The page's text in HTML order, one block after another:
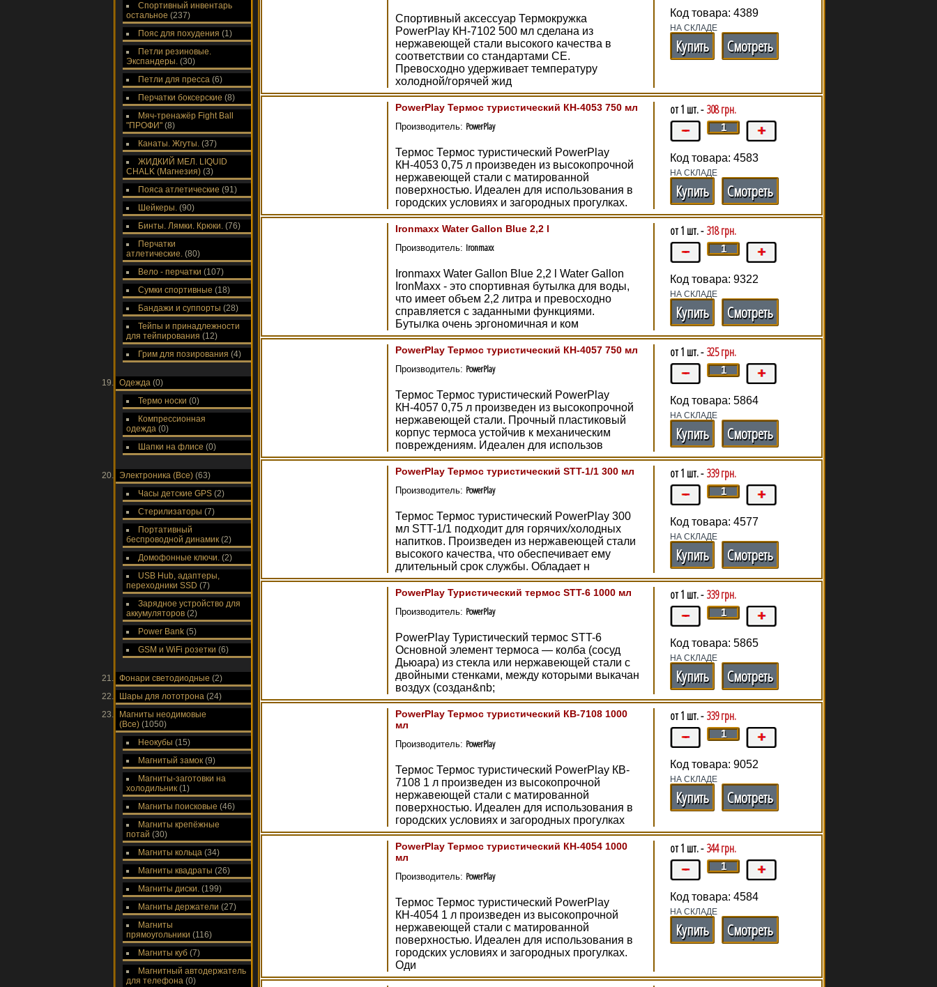
Спортивный инвентарь
остальное (237)
Пояс для похудения (1)
Петли резиновые.
Экспандеры. (30)
Петли для пресса (6)
Перчатки боксерские (8)
Мяч-тренажёр Fight Ball
"ПРОФИ" (8)
Канаты. Жгуты. (37)
ЖИДКИЙ МЕЛ. LIQUID
CHALK (Магнезия) (3)
Пояса атлетические (91)
Шейкеры. (90)
Бинты. Лямки. Крюки. (76)
Перчатки
атлетические. (80)
Вело - перчатки (107)
Сумки спортивные (18)
Бандажи и суппорты (28)
Тейпы и принадлежности
для тейпирования (12)
Грим для позирования (4)
Одежда (0)
Термо носки (0)
Компрессионная
одежда (0)
Шапки на флисе (0)
Электроника (Все) (63)
Часы детские GPS (2)
Стерилизаторы (7)
Портативный
беспроводной динамик (2)
Домофонные ключи. (2)
USB Hub, адаптеры,
переходники SSD (7)
Зарядное устройство для
аккумуляторов (2)
Power Bank (5)
GSM и WiFi розетки (6)
Фонари светодиодные (2)
Шары для лототрона (24)
Магниты неодимовые
(Все) (1050)
Неокубы (15)
Магнитый замок (9)
Магниты-заготовки на
холодильник (1)
Магниты поисковые (46)
Магниты крепёжные
потай (30)
Магниты кольца (34)
Магниты квадраты (26)
Магниты диски. (199)
Магниты держатели (27)
Магниты
прямоугольники (116)
Магниты куб (7)
Магнитный автодержатель
для телефона (0)
Спортивный аксессуар Термокружка
PowerPlay КН-7102 500 мл сделана из
нержавеющей стали высокого качества в
соответствии со стандартами СЕ.
Превосходно удерживает температуру
холодной/горячей жид
Код товара: 4389
НА СКЛАДЕ
Купить Смотреть
PowerPlay Термос туристический КН-4053 750 мл
Производитель: PowerPlay
Термос Термос туристический PowerPlay
КН-4053 0,75 л произведен из высокопрочной
нержавеющей стали с матированной
поверхностью. Идеален для использования в
городских условиях и загородных прогулках.
от 1 шт. - 308 грн.
Код товара: 4583
НА СКЛАДЕ
Купить Смотреть
Ironmaxx Water Gallon Blue 2,2 l
Производитель: Ironmaxx
Ironmaxx Water Gallon Blue 2,2 l Water Gallon
IronMaxx - это спортивная бутылка для воды,
что имеет объем 2,2 литра и превосходно
справляется с заданными функциями.
Бутылка очень эргономичная и ком
от 1 шт. - 318 грн.
Код товара: 9322
НА СКЛАДЕ
Купить Смотреть
PowerPlay Термос туристический КН-4057 750 мл
Производитель: PowerPlay
Термос Термос туристический PowerPlay
КН-4057 0,75 л произведен из высокопрочной
нержавеющей стали. Прочный пластиковый
корпус термоса устойчив к механическим
повреждениям. Идеален для использов
от 1 шт. - 325 грн.
Код товара: 5864
НА СКЛАДЕ
Купить Смотреть
PowerPlay Термос туристический STT-1/1 300 мл
Производитель: PowerPlay
Термос Термос туристический PowerPlay 300
мл STT-1/1 подходит для горячих/холодных
напитков. Произведен из нержавеющей стали
высокого качества, что обеспечивает ему
длительный срок службы. Обладает н
от 1 шт. - 339 грн.
Код товара: 4577
НА СКЛАДЕ
Купить Смотреть
PowerPlay Туристический термос STT-6 1000 мл
Производитель: PowerPlay
PowerPlay Туристический термос STT-6
Основной элемент термоса — колба (сосуд
Дьюара) из стекла или нержавеющей стали с
двойными стенками, между которыми выкачан
воздух (создан&nb;
от 1 шт. - 339 грн.
Код товара: 5865
НА СКЛАДЕ
Купить Смотреть
PowerPlay Термос туристический КB-7108 1000
мл
Производитель: PowerPlay
Термос Термос туристический PowerPlay КB-
7108 1 л произведен из высокопрочной
нержавеющей стали с матированной
поверхностью. Идеален для использования в
городских условиях и загородных прогулках
от 1 шт. - 339 грн.
Код товара: 9052
НА СКЛАДЕ
Купить Смотреть
PowerPlay Термос туристический КН-4054 1000
мл
Производитель: PowerPlay
Термос Термос туристический PowerPlay
КН-4054 1 л произведен из высокопрочной
нержавеющей стали с матированной
поверхностью. Идеален для использования в
городских условиях и загородных прогулках.
Оди
от 1 шт. - 344 грн.
Код товара: 4584
НА СКЛАДЕ
Купить Смотреть